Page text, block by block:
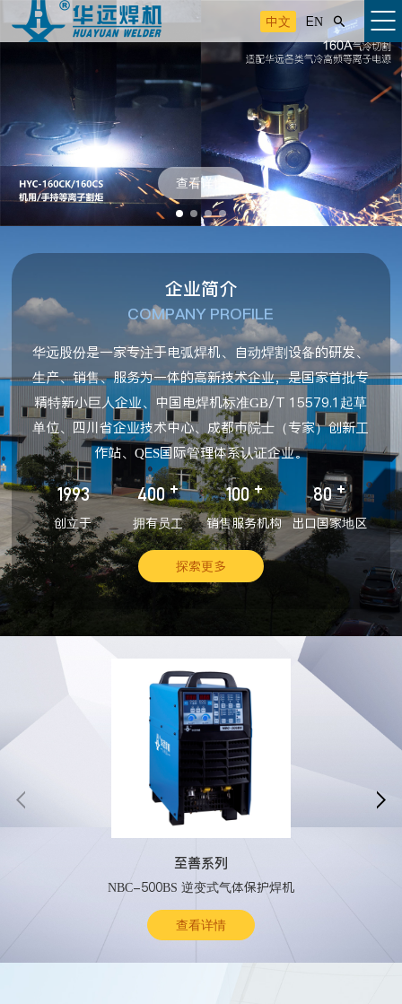
中文 EN 
查看详情
企业简介
COMPANY PROFILE
华远股份是一家专注于电弧焊机、自动焊割设备的研发、
生产、销售、服务为一体的高新技术企业，是国家首批专
精特新小巨人企业、中国电焊机标准GB/T 15579.1起草
单位、四川省企业技术中心、成都市院士（专家）创新工
作站、QES国际管理体系认证企业。
1993
创立于
400 +
拥有员工
100 +
销售服务机构
80 +
出口国家地区
探索更多
至善系列
NBC-500BS 逆变式气体保护焊机
查看详情
 